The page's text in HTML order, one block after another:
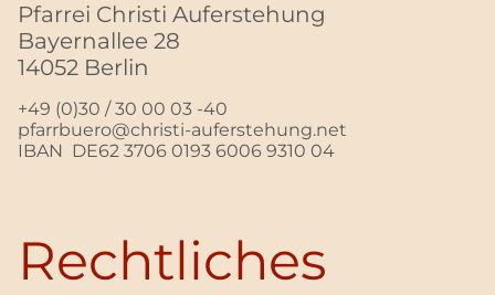
Pfarrei Christi Auferstehung
Bayernallee 28
14052 Berlin
+49 (0)30 / 30 00 03 -40
pfarrbuero@christi-auferstehung.net
IBAN DE62 3706 0193 6006 9310 04
Rechtliches